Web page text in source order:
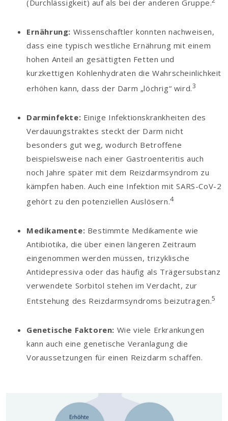
(Durchlässigkeit) auf als bei der anderen Gruppe.
Ernährung: Wissenschaftler konnten nachweisen,
dass eine typisch westliche Ernährung mit einem
hohen Anteil an gesättigten Fetten und
kurzkettigen Kohlenhydraten die Wahrscheinlichkeit
erhöhen kann, dass der Darm „löchrig“ wird.3
Darminfekte: Einige Infektionskrankheiten des
Verdauungstraktes steckt der Darm nicht
besonders gut weg, wodurch Betroffene
beispielsweise nach einer Gastroenteritis auch
noch Jahre später mit dem Reizdarmsyndrom zu
kämpfen haben. Auch eine Infektion mit SARS-CoV-2
gehört zu den potenziellen Auslösern.4
Medikamente: Bestimmte Medikamente wie
Antibiotika, die über einen längeren Zeitraum
eingenommen werden müssen, trizyklische
Antidepressiva oder das häufig als Trägersubstanz
verwendete Sorbitol stehen im Verdacht, zur
Entstehung des Reizdarmsyndroms beizutragen.5
Genetische Faktoren: Wie viele Erkrankungen
kann auch eine genetische Veranlagung die
Voraussetzungen für einen Reizdarm schaffen.